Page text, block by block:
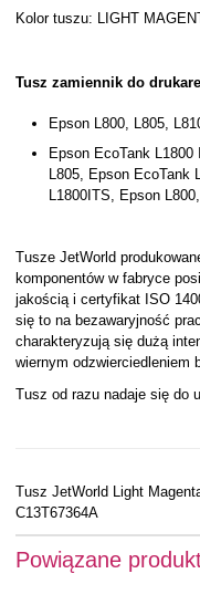
Kolor tuszu: LIGHT
Tusz zamiennik do
Epson L800, L805,
Epson EcoTank
L805, Epson EcoTank
L1800ITS, Epson
Tusze JetWorld
komponentów w fabryce
jakością i certyfikat ISO
się to na bezawaryjność
charakteryzują się dużą
wiernym odzwierciedleniem
Tusz od razu nadaje się do
Tusz JetWorld Light
C13T67364A
Powiązane